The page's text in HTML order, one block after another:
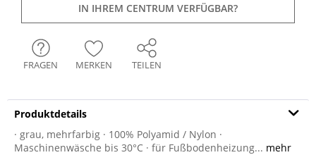
IN IHREM CENTRUM VERFÜGBAR?
FRAGEN MERKEN TEILEN
Produktdetails
· grau, mehrfarbig · 100% Polyamid / Nylon ·
Maschinenwäsche bis 30°C · für Fußbodenheizung... mehr